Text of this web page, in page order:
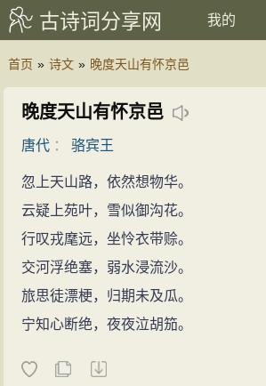
古诗词分享网 我的
首页 » 诗文 » 晚度天山有怀京邑
晚度天山有怀京邑
唐代 ：骆宾王
忽上天山路，依然想物华。
云疑上苑叶，雪似御沟花。
行叹戎麾远，坐怜衣带赊。
交河浮绝塞，弱水浸流沙。
旅思徒漂梗，归期未及瓜。
宁知心断绝，夜夜泣胡笳。